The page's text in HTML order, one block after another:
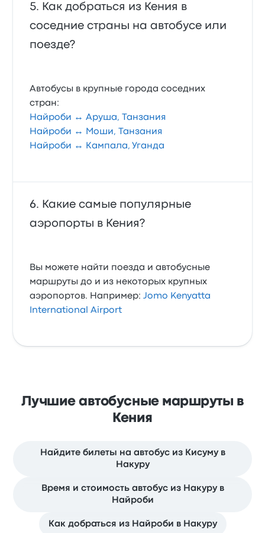
Как добраться из Кения в
соседние страны на автобусе или
поезде?
Автобусы в крупные города соседних
стран:
Найроби ↔ Аруша, Танзания
Найроби ↔ Моши, Танзания
Найроби ↔ Кампала, Уганда
Какие самые популярные
аэропорты в Кения?
Вы можете найти поезда и автобусные
маршруты до и из некоторых крупных
аэропортов. Например:Jomo Kenyatta
International Airport
Лучшие автобусные маршруты в
Кения
Найдите билеты на автобус из Кисуму в
Накуру
Время и стоимость автобус из Накуру в
Найроби
Как добраться из Найроби в Накуру